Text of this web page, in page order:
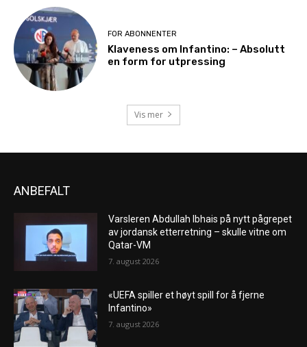
FOR ABONNENTER
Klaveness om Infantino: – Absolutt
en form for utpressing
Vis mer
ANBEFALT
Varsleren Abdullah Ibhais på nytt pågrepet
av jordansk etterretning – skulle vitne om
Qatar-VM
7. august 2026
«UEFA spiller et høyt spill for å fjerne
Infantino»
7. august 2026